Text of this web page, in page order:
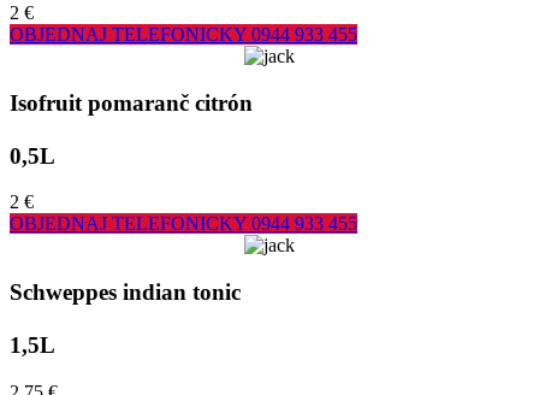
2 €
OBJEDNAJ TELEFONICKY 0944 933 455
Isofruit pomaranč citrón
0,5L
2 €
OBJEDNAJ TELEFONICKY 0944 933 455
Schweppes indian tonic
1,5L